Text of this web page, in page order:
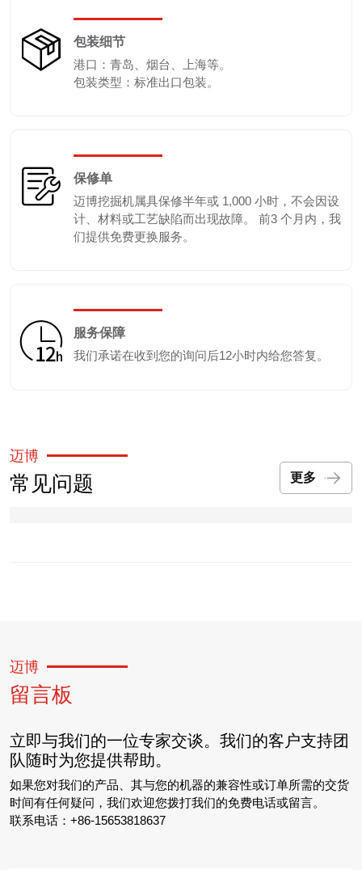
包装细节
港口：青岛、烟台、上海等。
包装类型：标准出口包装。
保修单
迈博挖掘机属具保修半年或 1,000 小时，不会因设
计、材料或工艺缺陷而出现故障。 前3 个月内，我
们提供免费更换服务。
服务保障
我们承诺在收到您的询问后12小时内给您答复。
迈博
常见问题 更多
迈博
留言板
立即与我们的一位专家交谈。我们的客户支持团
队随时为您提供帮助。
如果您对我们的产品、其与您的机器的兼容性或订单所需的交货
时间有任何疑问，我们欢迎您拨打我们的免费电话或留言。
联系电话：+86-15653818637